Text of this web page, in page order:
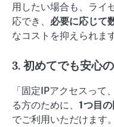
用したい場合も、ライ
応でき、 必要に応じて
なコストを抑えられます
3. 初めてでも安心
「固定IPアクセスって
る方のために、 1つ目
でご利用いただけます